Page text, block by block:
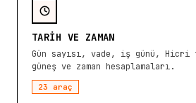
TARIH VE ZAMAN
Gün sayısı, vade, iş günü,
güneş ve zaman hesaplamaları.
23 araç